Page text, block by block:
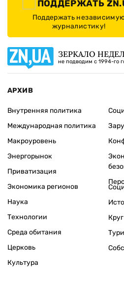
ПОДДЕРЖАТЬ
Поддержать
журналистику!
ЗЕРКАЛО
не подводим с 1994-го
АРХИВ
Внутренняя политика
Международная политика
Макроуровень
Энергорынок
Приватизация
Экономика регионов
Наука
Технологии
Среда обитания
Церковь
Культура